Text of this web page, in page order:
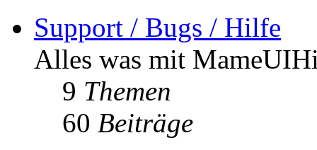
Support / Bugs / Hilfe
Alles was mit
9 Themen
60 Beiträge